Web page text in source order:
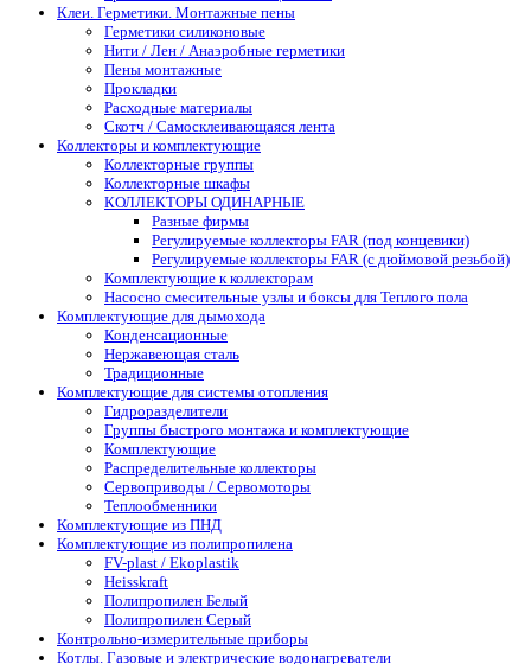
Клеи. Герметики. Монтажные пены
Герметики силиконовые
Нити / Лен / Анаэробные герметики
Пены монтажные
Прокладки
Расходные материалы
Скотч / Самосклеивающаяся лента
Коллекторы и комплектующие
Коллекторные группы
Коллекторные шкафы
КОЛЛЕКТОРЫ ОДИНАРНЫЕ
Разные фирмы
Регулируемые коллекторы FAR (под концевики)
Регулируемые коллекторы FAR (с дюймовой резьбой)
Комплектующие к коллекторам
Насосно смесительные узлы и боксы для Теплого пола
Комплектующие для дымохода
Конденсационные
Нержавеющая сталь
Традиционные
Комплектующие для системы отопления
Гидроразделители
Группы быстрого монтажа и комплектующие
Комплектующие
Распределительные коллекторы
Сервоприводы / Сервомоторы
Теплообменники
Комплектующие из ПНД
Комплектующие из полипропилена
FV-plast / Ekoplastik
Heisskraft
Полипропилен Белый
Полипропилен Серый
Контрольно-измерительные приборы
Котлы. Газовые и электрические водонагреватели